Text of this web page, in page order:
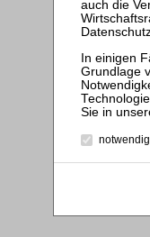
notwendig